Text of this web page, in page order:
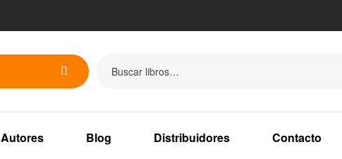
Autores Blog Distribuidores Contacto